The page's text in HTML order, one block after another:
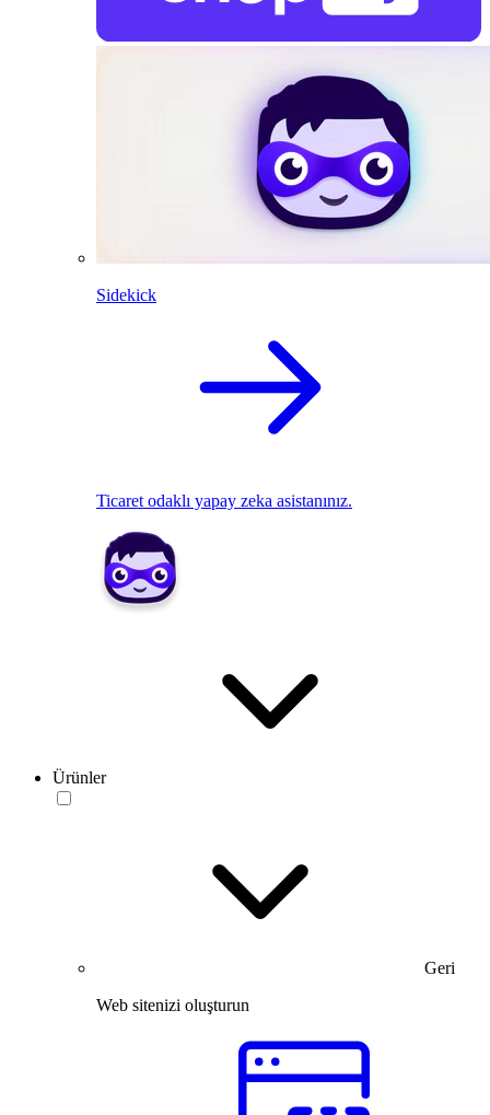
Sidekick
Ticaret odaklı yapay zeka asistanınız.
Ürünler
Geri
Web sitenizi oluşturun